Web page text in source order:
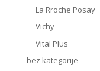
La Rroche Posay
Vichy
Vital Plus
bez kategorije